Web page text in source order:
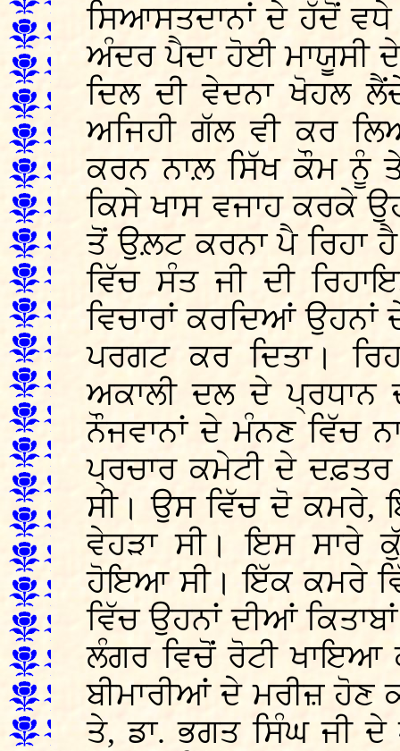
ਸਿਆਸਤਦਾਨਾਂ ਦੇ ਹੱਦੋਂ
ਅੰਦਰ ਪੈਦਾ ਹੋਈ ਮਾਯੂਸੀ
ਦਿਲ ਦੀ ਵੇਦਨਾ ਖੋਹਲ
ਅਜਿਹੀ ਗੱਲ ਵੀ ਕਰ
ਕਰਨ ਨਾਲ਼ ਸਿੱਖ ਕੌਮ ਨੂੰ
ਕਿਸੇ ਖਾਸ ਵਜਾਹ ਕਰਕੇ
ਤੋਂ ਉਲ਼ਟ ਕਰਨਾ ਪੈ ਰਿਹਾ
ਵਿੱਚ ਸੰਤ ਜੀ ਦੀ
ਵਿਚਾਰਾਂ ਕਰਦਿਆਂ
ਪਰਗਟ ਕਰ ਦਿਤਾ।
ਅਕਾਲੀ ਦਲ ਦੇ ਪ੍ਰਧਾਨ
ਨੌਜਵਾਨਾਂ ਦੇ ਮੰਨਣ ਵਿੱਚ
ਪ੍ਰਚਾਰ ਕਮੇਟੀ ਦੇ ਦਫ਼ਤਰ
ਸੀ। ਉਸ ਵਿੱਚ ਦੋ ਕਮਰੇ,
ਵੇਹੜਾ ਸੀ। ਇਸ
ਹੋਇਆ ਸੀ। ਇੱਕ ਕਮਰੇ
ਵਿੱਚ ਉਹਨਾਂ ਦੀਆਂ
ਲੰਗਰ ਵਿਚੋਂ ਰੋਟੀ
ਬੀਮਾਰੀਆਂ ਦੇ ਮਰੀਜ਼ ਹੋਣ
ਤੇ, ਡਾ. ਭਗਤ ਸਿੰਘ ਜੀ